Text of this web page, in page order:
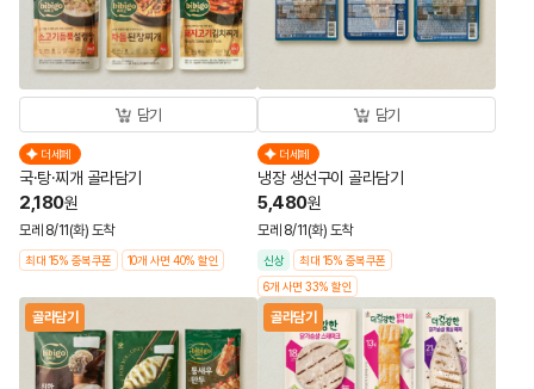
담기
더세페
국·탕·찌개 골라담기
2,180원
모레 8/11(화) 도착
최대 15% 중복쿠폰 10개 사면 40% 할인
담기
더세페
냉장 생선구이 골라담기
5,480원
모레 8/11(화) 도착
신상
최대 15% 중복쿠폰
6개 사면 33% 할인
골라담기 골라담기